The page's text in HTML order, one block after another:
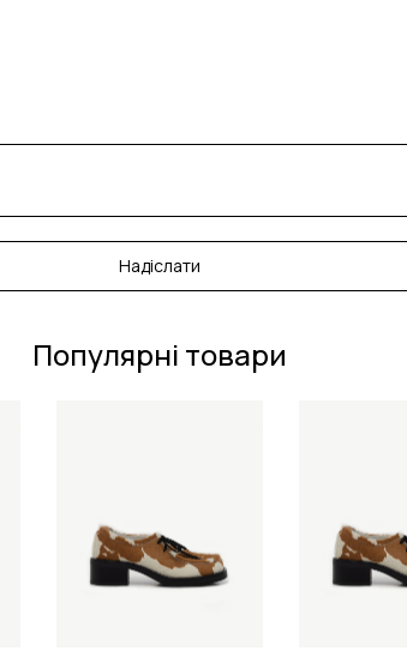
Надіслати
Популярні товари